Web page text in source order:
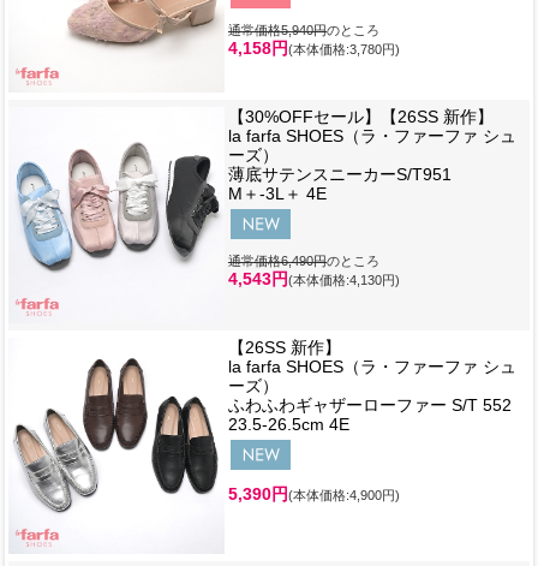
通常価格5,940円のところ
4,158円(本体価格:3,780円)
【30%OFFセール】【26SS 新作】
la farfa SHOES（ラ・ファーファ シュ
ーズ）
薄底サテンスニーカーS/T951
M＋-3L＋ 4E
通常価格6,490円のところ
4,543円(本体価格:4,130円)
【26SS 新作】
la farfa SHOES（ラ・ファーファ シュ
ーズ）
ふわふわギャザーローファー S/T 552
23.5-26.5cm 4E
5,390円(本体価格:4,900円)